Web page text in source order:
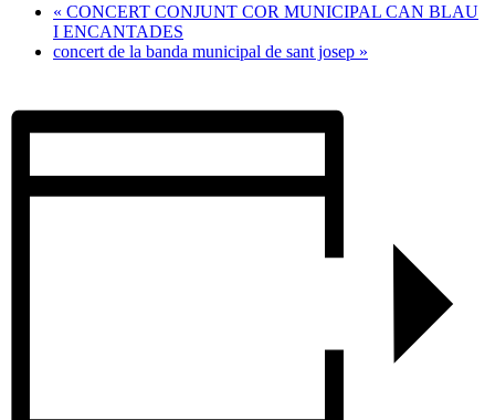
« CONCERT CONJUNT COR MUNICIPAL CAN BLAU
I ENCANTADES
concert de la banda municipal de sant josep »